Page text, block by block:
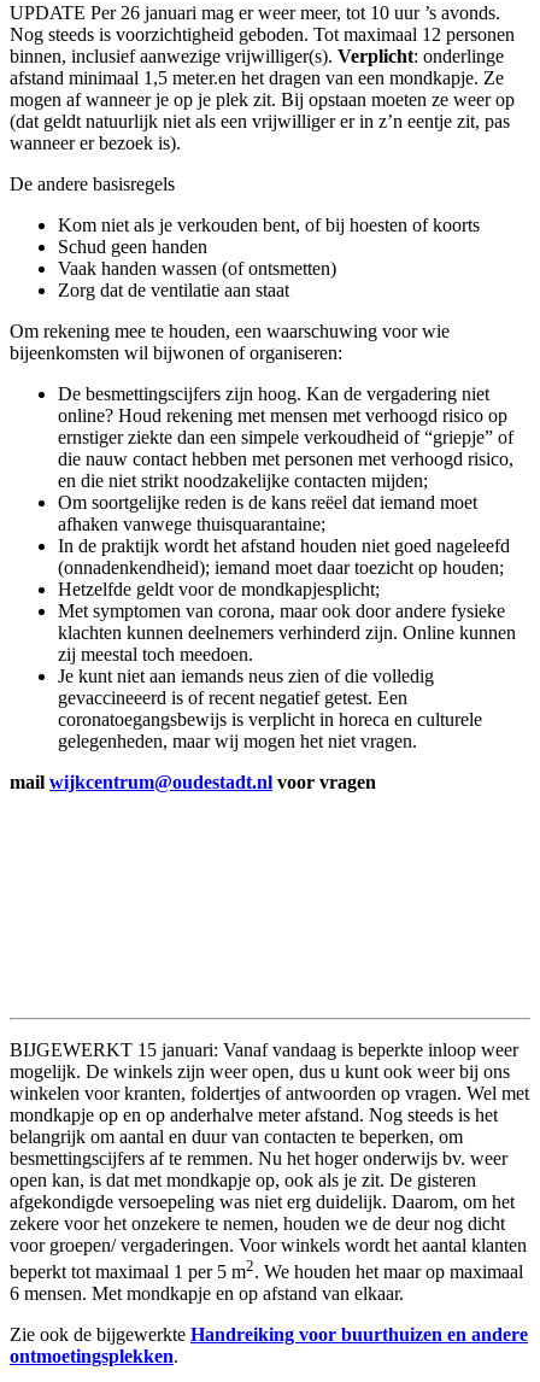
UPDATE Per 26 januari mag er weer meer, tot 10 uur ’s avonds.
Nog steeds is voorzichtigheid geboden. Tot maximaal 12 personen
binnen, inclusief aanwezige vrijwilliger(s). Verplicht: onderlinge
afstand minimaal 1,5 meter.en het dragen van een mondkapje. Ze
mogen af wanneer je op je plek zit. Bij opstaan moeten ze weer op
(dat geldt natuurlijk niet als een vrijwilliger er in z’n eentje zit, pas
wanneer er bezoek is).
De andere basisregels
Kom niet als je verkouden bent, of bij hoesten of koorts
Schud geen handen
Vaak handen wassen (of ontsmetten)
Zorg dat de ventilatie aan staat
Om rekening mee te houden, een waarschuwing voor wie
bijeenkomsten wil bijwonen of organiseren:
De besmettingscijfers zijn hoog. Kan de vergadering niet
online? Houd rekening met mensen met verhoogd risico op
ernstiger ziekte dan een simpele verkoudheid of “griepje” of
die nauw contact hebben met personen met verhoogd risico,
en die niet strikt noodzakelijke contacten mijden;
Om soortgelijke reden is de kans reëel dat iemand moet
afhaken vanwege thuisquarantaine;
In de praktijk wordt het afstand houden niet goed nageleefd
(onnadenkendheid); iemand moet daar toezicht op houden;
Hetzelfde geldt voor de mondkapjesplicht;
Met symptomen van corona, maar ook door andere fysieke
klachten kunnen deelnemers verhinderd zijn. Online kunnen
zij meestal toch meedoen.
Je kunt niet aan iemands neus zien of die volledig
gevaccineeerd is of recent negatief getest. Een
coronatoegangsbewijs is verplicht in horeca en culturele
gelegenheden, maar wij mogen het niet vragen.
mail wijkcentrum@oudestadt.nl voor vragen
BIJGEWERKT 15 januari: Vanaf vandaag is beperkte inloop weer
mogelijk. De winkels zijn weer open, dus u kunt ook weer bij ons
winkelen voor kranten, foldertjes of antwoorden op vragen. Wel met
mondkapje op en op anderhalve meter afstand. Nog steeds is het
belangrijk om aantal en duur van contacten te beperken, om
besmettingscijfers af te remmen. Nu het hoger onderwijs bv. weer
open kan, is dat met mondkapje op, ook als je zit. De gisteren
afgekondigde versoepeling was niet erg duidelijk. Daarom, om het
zekere voor het onzekere te nemen, houden we de deur nog dicht
voor groepen/ vergaderingen. Voor winkels wordt het aantal klanten
beperkt tot maximaal 1 per 5 m2. We houden het maar op maximaal
6 mensen. Met mondkapje en op afstand van elkaar.
Zie ook de bijgewerkte Handreiking voor buurthuizen en andere
ontmoetingsplekken.